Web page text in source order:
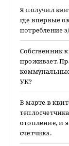
Я получил
где впервые
потребление
Собственник
проживает.
УК?
В марте в
отопление, и
счетчика.